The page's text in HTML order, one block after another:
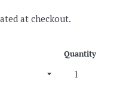
at checkout.
Quantity